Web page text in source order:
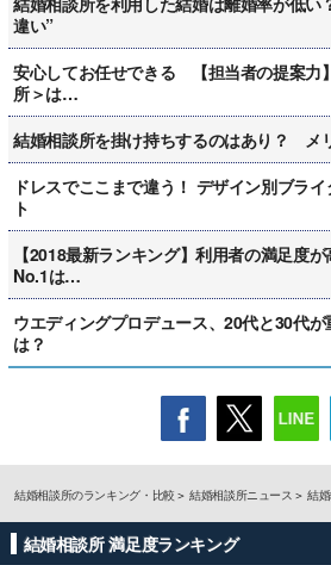
違い”
安心してお任せできる 【担当者の提案力
所＞は…
結婚相談所を掛け持ちするのはあり？ メ
ドレスでここまで違う！ デザイン別ブラ
ト
【2018最新ランキング】利用者の満足度
No.1は…
ウエディングプロデュース、20代と30代
は？
結婚相談所のランキング・比較 結婚相談所ニュース 結
結婚相談所 満足度ランキング